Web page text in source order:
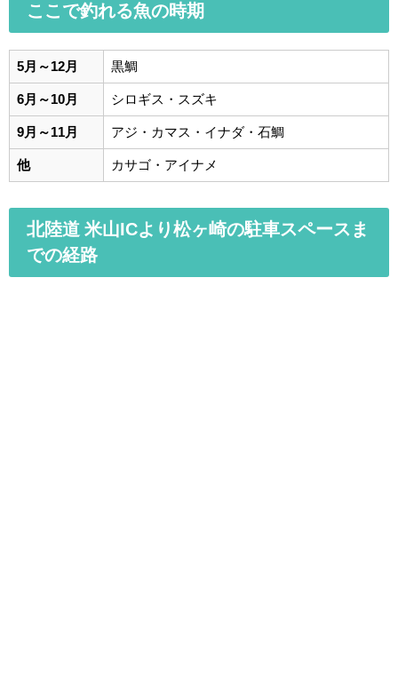
ここで釣れる魚の時期
5月～12月 黒鯛
6月～10月 シロギス・スズキ
9月～11月 アジ・カマス・イナダ・石鯛
他 カサゴ・アイナメ
北陸道 米山ICより松ヶ崎の駐車スペースま
での経路